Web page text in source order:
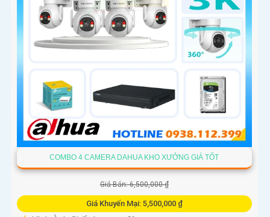
COMBO 4 CAMERA DAHUA KHO XƯỞNG GIÁ TỐT
Giá Bán: 6,500,000 ₫
Giá Khuyến Mại: 5,500,000 ₫